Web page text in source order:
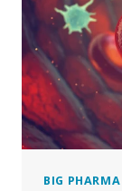
BIG PHARMA